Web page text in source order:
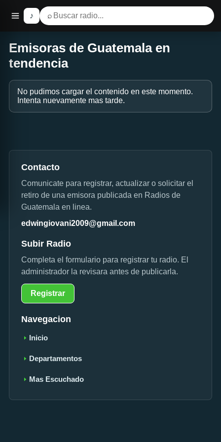
♪ ⌕
Emisoras de Guatemala en
tendencia
No pudimos cargar el contenido en este momento.
Intenta nuevamente mas tarde.
Contacto
Comunicate para registrar, actualizar o solicitar el
retiro de una emisora publicada en Radios de
Guatemala en linea.
edwingiovani2009@gmail.com
Subir Radio
Completa el formulario para registrar tu radio. El
administrador la revisara antes de publicarla.
Registrar
Navegacion
Inicio
Departamentos
Mas Escuchado